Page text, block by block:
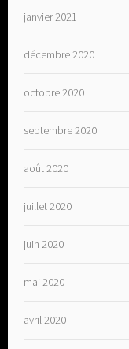
janvier 2021
décembre 2020
octobre 2020
septembre 2020
août 2020
juillet 2020
juin 2020
mai 2020
avril 2020